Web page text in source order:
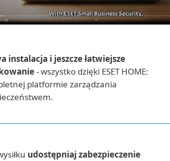
instalacja i jeszcze łatwiejsze
- wszystko dzięki ESET HOME:
platformie zarządzania
udostępniaj zabezpieczenie